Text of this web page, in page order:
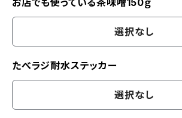
お店でも使っている茶味噌150ｇ
選択なし
たべラジ耐水ステッカー
選択なし